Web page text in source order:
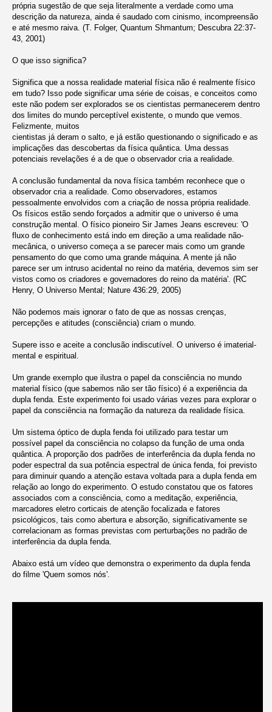
própria sugestão de que seja literalmente a verdade como uma
descrição da natureza, ainda é saudado com cinismo, incompreensão
e até mesmo raiva. (T. Folger, Quantum Shmantum; Descubra 22:37-
43, 2001)
O que isso significa?
Significa que a nossa realidade material física não é realmente físico
em tudo? Isso pode significar uma série de coisas, e conceitos como
este não podem ser explorados se os cientistas permanecerem dentro
dos limites do mundo perceptível existente, o mundo que vemos.
Felizmente, muitos
cientistas já deram o salto, e já estão questionando o significado e as
implicações das descobertas da física quântica. Uma dessas
potenciais revelações é a de que o observador cria a realidade.
A conclusão fundamental da nova física também reconhece que o
observador cria a realidade. Como observadores, estamos
pessoalmente envolvidos com a criação de nossa própria realidade.
Os físicos estão sendo forçados a admitir que o universo é uma
construção mental. O físico pioneiro Sir James Jeans escreveu: 'O
fluxo de conhecimento está indo em direção a uma realidade não-
mecânica, o universo começa a se parecer mais como um grande
pensamento do que como uma grande máquina. A mente já não
parece ser um intruso acidental no reino da matéria, devemos sim ser
vistos como os criadores e governadores do reino da matéria'. (RC
Henry, O Universo Mental; Nature 436:29, 2005)
Não podemos mais ignorar o fato de que as nossas crenças,
percepções e atitudes (consciência) criam o mundo.
Supere isso e aceite a conclusão indiscutível. O universo é imaterial-
mental e espiritual.
Um grande exemplo que ilustra o papel da consciência no mundo
material físico (que sabemos não ser tão físico) é a experiência da
dupla fenda. Este experimento foi usado várias vezes para explorar o
papel da consciência na formação da natureza da realidade física.
Um sistema óptico de dupla fenda foi utilizado para testar um
possível papel da consciência no colapso da função de uma onda
quântica. A proporção dos padrões de interferência da dupla fenda no
poder espectral da sua potência espectral de única fenda, foi previsto
para diminuir quando a atenção estava voltada para a dupla fenda em
relação ao longo do experimento. O estudo constatou que os fatores
associados com a consciência, como a meditação, experiência,
marcadores eletro corticais de atenção focalizada e fatores
psicológicos, tais como abertura e absorção, significativamente se
correlacionam as formas previstas com perturbações no padrão de
interferência da dupla fenda.
Abaixo está um vídeo que demonstra o experimento da dupla fenda
do filme 'Quem somos nós'.